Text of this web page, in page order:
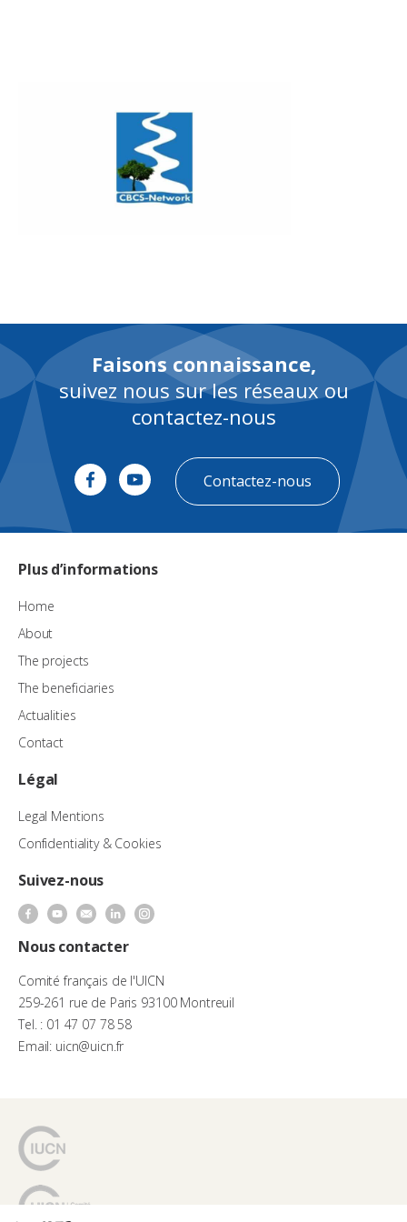
Faisons connaissance,
suivez nous sur les réseaux ou
contactez-nous
Contactez-nous
Plus d’informations
Home
About
The projects
The beneficiaries
Actualities
Contact
Légal
Legal Mentions
Confidentiality & Cookies
Suivez-nous
Nous contacter
Comité français de l'UICN
259-261 rue de Paris 93100 Montreuil
Tel. : 01 47 07 78 58
Email: uicn@uicn.fr